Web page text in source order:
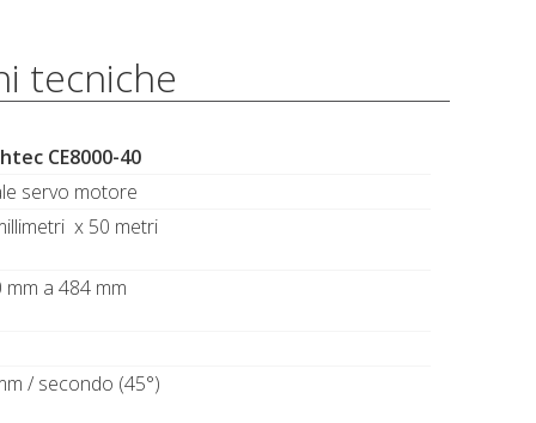
tecniche
CE8000-40
servo motore
x 50 metri
mm a 484 mm
/ secondo (45°)